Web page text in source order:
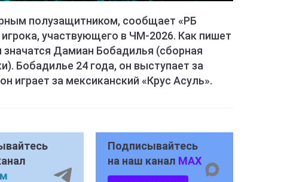
полузащитником, сообщает «РБ
участвующего в ЧМ-2026. Как пишет
Дамиан Бобадилья (сборная
Бобадилье 24 года, он выступает за
играет за мексиканский «Крус Асуль».
Подписывайтесь
на наш канал MAX